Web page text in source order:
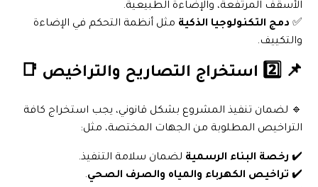
الأسقف المرتفعة، والإضاءة الطبيعية.
✅ دمج التكنولوجيا الذكية مثل أنظمة التحكم في الإضاءة
والتكييف.
📌 2️⃣ استخراج التصاريح والتراخيص 📑
🔹 لضمان تنفيذ المشروع بشكل قانوني، يجب استخراج كافة
التراخيص المطلوبة من الجهات المختصة، مثل:
✔️ رخصة البناء الرسمية لضمان سلامة التنفيذ.
✔️ تراخيص الكهرباء والمياه والصرف الصحي.